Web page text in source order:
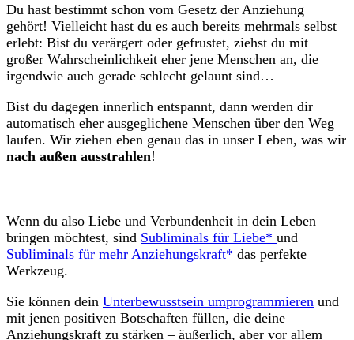
Du hast bestimmt schon vom Gesetz der Anziehung
gehört! Vielleicht hast du es auch bereits mehrmals selbst
erlebt: Bist du verärgert oder gefrustet, ziehst du mit
großer Wahrscheinlichkeit eher jene Menschen an, die
irgendwie auch gerade schlecht gelaunt sind…
Bist du dagegen innerlich entspannt, dann werden dir
automatisch eher ausgeglichene Menschen über den Weg
laufen. Wir ziehen eben genau das in unser Leben, was wir
nach außen ausstrahlen!
Wenn du also Liebe und Verbundenheit in dein Leben
bringen möchtest, sind Subliminals für Liebe* und
Subliminals für mehr Anziehungskraft* das perfekte
Werkzeug.
Sie können dein Unterbewusstsein umprogrammieren und
mit jenen positiven Botschaften füllen, die deine
Anziehungskraft zu stärken – äußerlich, aber vor allem